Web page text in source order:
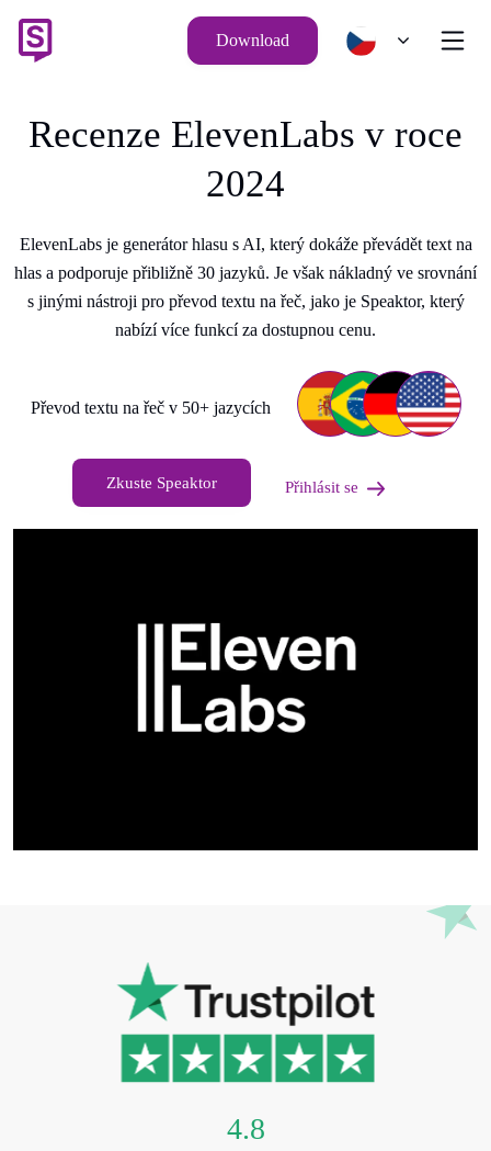
Download
Recenze ElevenLabs v roce
2024
ElevenLabs je generátor hlasu s AI, který dokáže převádět text na
hlas a podporuje přibližně 30 jazyků. Je však nákladný ve srovnání
s jinými nástroji pro převod textu na řeč, jako je Speaktor, který
nabízí více funkcí za dostupnou cenu.
Převod textu na řeč v 50+ jazycích
Zkuste Speaktor Přihlásit se
4.8